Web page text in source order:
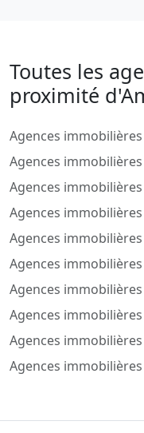
Toutes les
proximité
Agences
Agences
Agences
Agences
Agences
Agences
Agences
Agences immobilières
Agences
Agences